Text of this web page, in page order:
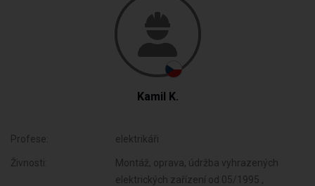
Kamil K.
Profese: elektrikáři
Živnosti:
Montáž, oprava, údržba vyhrazených
elektrických zařízení od 05/1995 ,